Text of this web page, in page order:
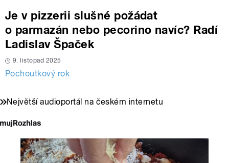
Je v pizzerii slušné požádat
o parmazán nebo pecorino navíc? Radí
Ladislav Špaček
9. listopad 2025
Pochoutkový rok
Největší audioportál na českém internetu